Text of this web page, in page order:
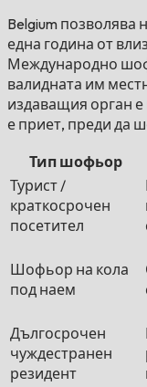
Belgium
една година от
Международно
валидната им
издаващия орган
е приет, преди да
Тип шофьор
Турист /
краткосрочен
посетител
Шофьор на кола
под наем
Дългосрочен
чуждестранен
резидент